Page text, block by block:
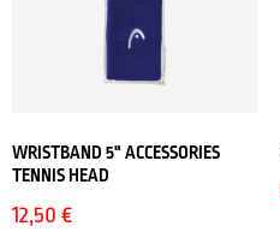
WRISTBAND 5" ACCESSORIES
TENNIS HEAD
12,50€